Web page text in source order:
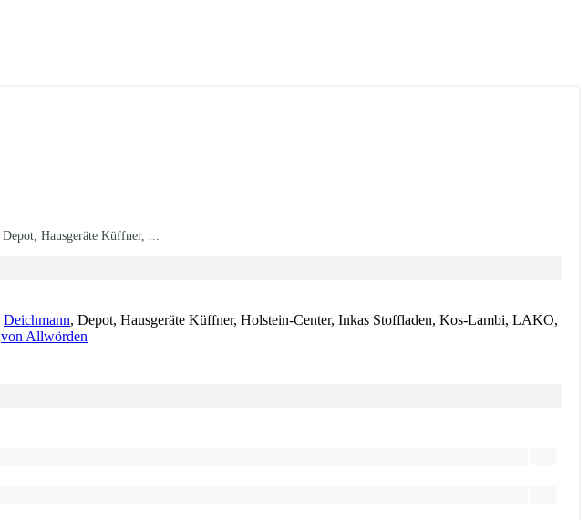
, Depot, Hausgeräte Küffner, ...
Deichmann, Depot, Hausgeräte Küffner, Holstein-Center, Inkas Stoffladen, Kos-Lambi, LAKO,
von Allwörden